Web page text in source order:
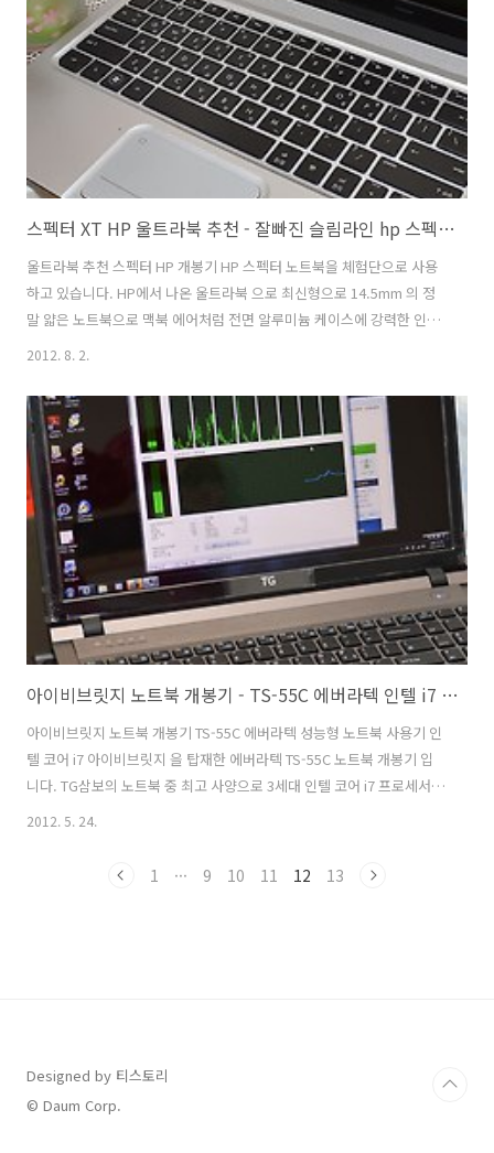
로거들의 온도센서 측정부분을 참고하시면 도움이 될거 같습니다. 스펙
터 온도 측정 상세리뷰 http://cdmanii.com/3172..
스펙터 XT HP 울트라북 추천 - 잘빠진 슬림라인 hp 스펙터 XT 울트라북
울트라북 추천 스펙터 HP 개봉기 HP 스펙터 노트북을 체험단으로 사용
하고 있습니다. HP에서 나온 울트라북 으로 최신형으로 14.5mm 의 정
말 얇은 노트북으로 맥북 에어처럼 전면 알루미늄 케이스에 강력한 인텔
CPU i7 , i5 을 탑재 하고 있는 제품군 입니다. 제가 체험하고 있는 스펙터
와 1.39kg 의 무게로 휴대성도 동시에 가지고 있는 제품입니다. 저처럼
프로그래밍 개발을 하는 사용자들도 사용할 수 있게 빠른 성능을 가지고
있어 마음에 드는 노트북 이네요. 집에서 가져와서 충전후에 사용해보는
데 일단 만족스러운 속도와 안정성을 가진 노트북이라는 생각이 들었습
니다. 개인적으로 맥북을 좋아해서 비교을 않할 ..
2012. 8. 2.
아이비브릿지 노트북 개봉기 - TS-55C 에버라텍 인텔 i7 아이비브릿지 탑재된 성능형 노트북 사용기
아이비브릿지 노트북 개봉기 TS-55C 에버라텍 성능형 노트북 사용기 인
텔 코어 i7 아이비브릿지 을 탑재한 에버라텍 TS-55C 노트북 개봉기 입
니다. TG삼보의 노트북 중 최고 사양으로 3세대 인텔 코어 i7 프로세서가
탑재된 에버라텍 TS-55C 모델을 체험단 으로 사용하고 있습니다. 실제
이 좋아 TG삼보에서 진행한 체험단으로 노트북 체험 하고 있습니다. 이
2012. 5. 24.
1 ··· 9 10 11 12 13
Designed by 티스토리
© Daum Corp.